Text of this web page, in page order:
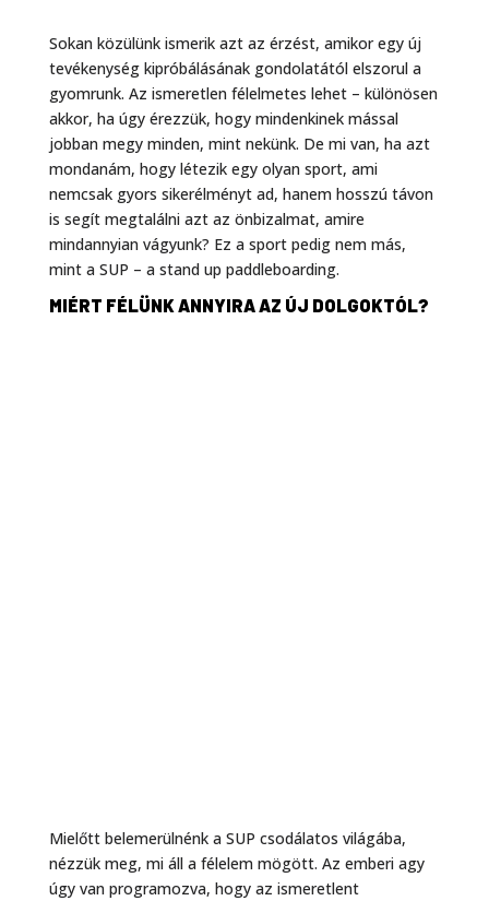
Sokan közülünk ismerik azt az érzést, amikor egy új
tevékenység kipróbálásának gondolatától elszorul a
gyomrunk. Az ismeretlen félelmetes lehet – különösen
akkor, ha úgy érezzük, hogy mindenkinek mással
jobban megy minden, mint nekünk. De mi van, ha azt
mondanám, hogy létezik egy olyan sport, ami
nemcsak gyors sikerélményt ad, hanem hosszú távon
is segít megtalálni azt az önbizalmat, amire
mindannyian vágyunk? Ez a sport pedig nem más,
mint a SUP – a stand up paddleboarding.
MIÉRT FÉLÜNK ANNYIRA AZ ÚJ DOLGOKTÓL?
Mielőtt belemerülnénk a SUP csodálatos világába,
nézzük meg, mi áll a félelem mögött. Az emberi agy
úgy van programozva, hogy az ismeretlent